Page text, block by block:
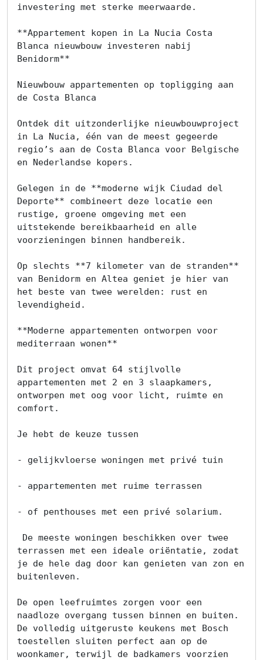
investering met sterke meerwaarde.
**Appartement kopen in La Nucia Costa
Blanca nieuwbouw investeren nabij
Benidorm**
Nieuwbouw appartementen op topligging aan
de Costa Blanca
Ontdek dit uitzonderlijke nieuwbouwproject
in La Nucia, één van de meest gegeerde
regio’s aan de Costa Blanca voor Belgische
en Nederlandse kopers.
Gelegen in de **moderne wijk Ciudad del
Deporte** combineert deze locatie een
rustige, groene omgeving met een
uitstekende bereikbaarheid en alle
voorzieningen binnen handbereik.
Op slechts **7 kilometer van de stranden**
van Benidorm en Altea geniet je hier van
het beste van twee werelden: rust en
levendigheid.
**Moderne appartementen ontworpen voor
mediterraan wonen**
Dit project omvat 64 stijlvolle
appartementen met 2 en 3 slaapkamers,
ontworpen met oog voor licht, ruimte en
comfort.
Je hebt de keuze tussen
- gelijkvloerse woningen met privé tuin
- appartementen met ruime terrassen
- of penthouses met een privé solarium.
terrassen met een ideale oriëntatie, zodat
je de hele dag door kan genieten van zon en
buitenleven.
De open leefruimtes zorgen voor een
naadloze overgang tussen binnen en buiten.
De volledig uitgeruste keukens met Bosch
toestellen sluiten perfect aan op de
woonkamer, terwijl de badkamers voorzien